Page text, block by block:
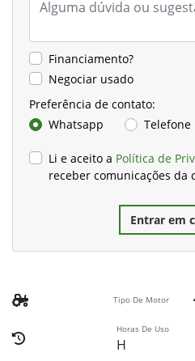
Financiamento?
Negociar usado
Preferência de contato:
Whatsapp
Telefone
Li e aceito a Política de
receber comunicações da
Entrar em
Tipo De Motor
Horas De Uso
H